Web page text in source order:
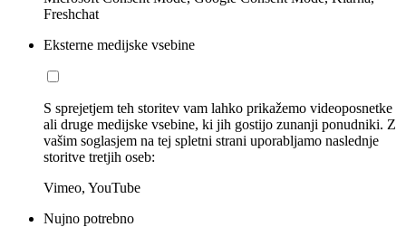
Freshchat
Eksterne medijske vsebine
S sprejetjem teh storitev vam lahko prikažemo videoposnetke
ali druge medijske vsebine, ki jih gostijo zunanji ponudniki. Z
vašim soglasjem na tej spletni strani uporabljamo naslednje
storitve tretjih oseb:
Vimeo, YouTube
Nujno potrebno